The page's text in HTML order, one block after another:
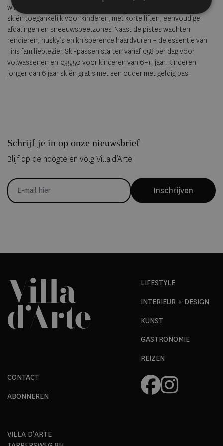
wintersport voor elk niveau. Het Rosa & Rudolf Family Park maakt
skiën toegankelijk voor kinderen, met korte liften, eenvoudige
afdalingen en sneeuwspeelzones. Naast de pistes wachten
rendieren, husky’s en knisperende haardvuren – de essentie van
Fins familieplezier. Ski-passen starten vanaf €58 per dag voor
volwassenen en €35,50 voor kinderen van 6–11 jaar. Kinderen
jonger dan 6 jaar skiën gratis met een ouder met geldig pas.
Schrijf je in op onze nieuwsbrief
Blijf op de hoogte en volg Villa d’Arte
Inschrijven
LIFESTYLE
INTERIEUR + DESIGN
KUNST
GASTRONOMIE
REIZEN
CONTACT
ABONNEREN
VILLA D’ARTE